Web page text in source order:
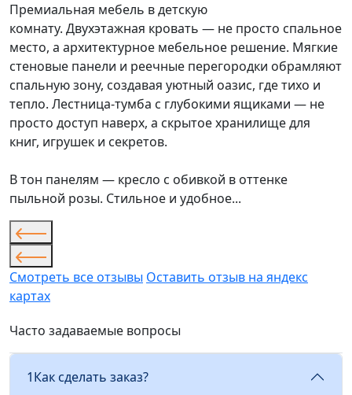
Премиальная мебель в детскую
комнату. Двухэтажная кровать — не просто спальное
место, а архитектурное мебельное решение. Мягкие
стеновые панели и реечные перегородки обрамляют
спальную зону, создавая уютный оазис, где тихо и
тепло. Лестница-тумба с глубокими ящиками — не
просто доступ наверх, а скрытое хранилище для
книг, игрушек и секретов.
В тон панелям — кресло с обивкой в оттенке
пыльной розы. Стильное и удобное...
Смотреть все отзывы Оставить отзыв на яндекс
картах
Часто задаваемые вопросы
1Как сделать заказ?